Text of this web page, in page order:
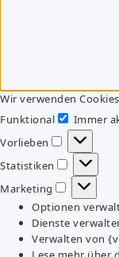
Wir verwenden
Funktional
Immer
Vorlieben
Vorlieben
Statistiken
Marketing
Marketing
Optionen
Dienste
Verwalten von